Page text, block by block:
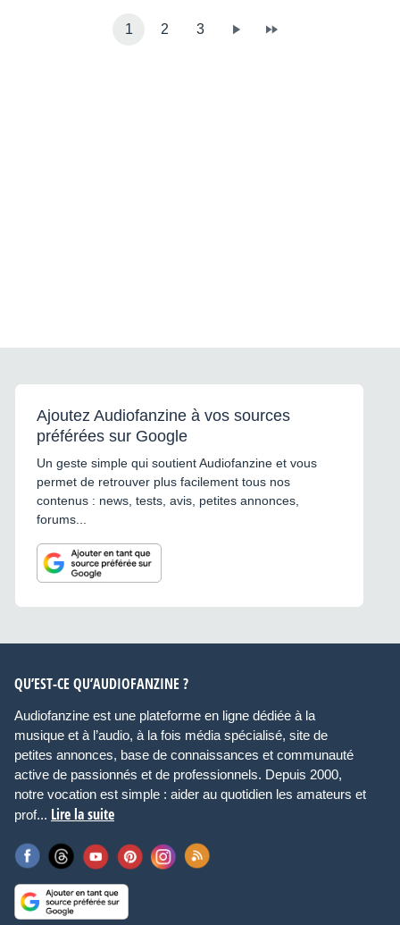
1 2 3
Ajoutez Audiofanzine à vos sources
préférées sur Google
Un geste simple qui soutient Audiofanzine et vous
permet de retrouver plus facilement tous nos
contenus : news, tests, avis, petites annonces,
forums...
QU’EST-CE QU’AUDIOFANZINE ?
Audiofanzine est une plateforme en ligne dédiée à la
musique et à l’audio, à la fois média spécialisé, site de
petites annonces, base de connaissances et communauté
active de passionnés et de professionnels. Depuis 2000,
notre vocation est simple : aider au quotidien les amateurs et
prof... Lire la suite